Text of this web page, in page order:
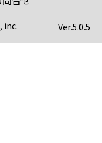
inc. Ver.5.0.5